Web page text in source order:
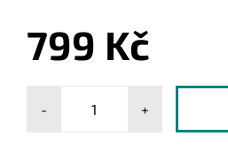
799 Kč
- +